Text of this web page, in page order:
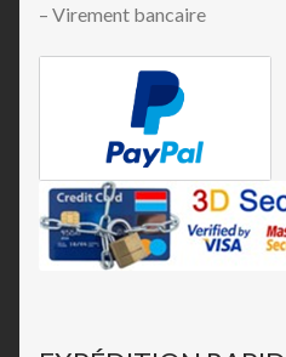
– Virement bancaire